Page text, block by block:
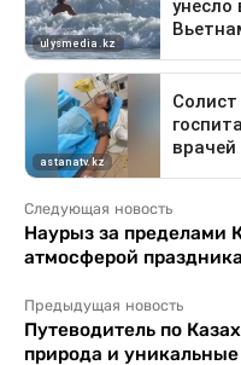
Следующая новость
Наурыз за пределами
атмосферой праздника
Предыдущая новость
Путеводитель по
природа и